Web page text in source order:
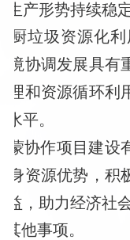
产形势持续稳定
厨垃圾资源化
境协调发展具有
理和资源循环利
平。
蒙协作项目建设
身资源优势，积
，助力经济社
他事项。